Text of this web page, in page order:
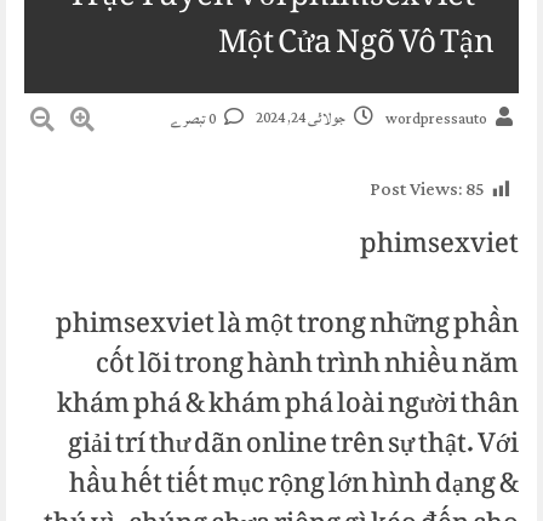
Một Cửa Ngõ Vô Tận
wordpressauto جولائی 24, 2024
Post Views:85
phimsexviet
phimsexviet là một trong những phần
cốt lõi trong hành trình nhiều năm
khám phá & khám phá loài người thân
giải trí thư dãn online trên sự thật. Với
hầu hết tiết mục rộng lớn hình dạng &